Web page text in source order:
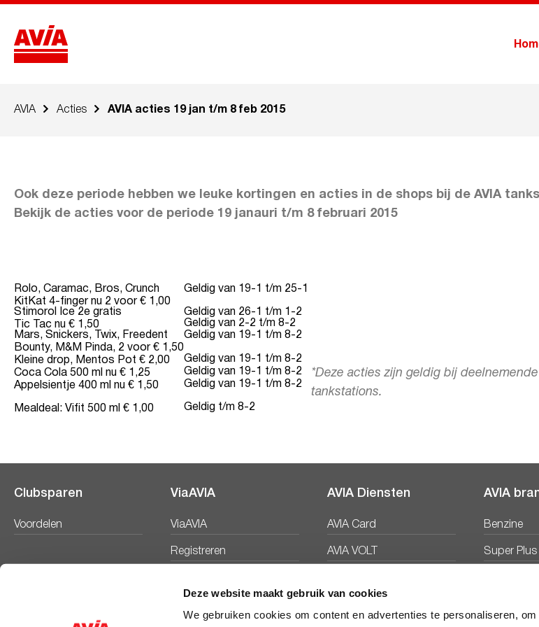
Deze website maakt gebruik van cookies
We gebruiken cookies om content en advertenties te personaliseren,
AVIA Acties AVIA acties 19 jan t/m 8 feb 2015
Ook deze periode hebben we leuke kortingen en acties in de shops bij de AVIA
Bekijk de acties voor de periode 19 janauri t/m 8 februari 2015
Rolo, Caramac, Bros, Crunch
Geldig van 19-1 t/m 25-1
KitKat 4-finger nu 2 voor € 1,00
Stimorol Ice 2e gratis
Geldig van 26-1 t/m 1-2
Tic Tac nu € 1,50
Geldig van 2-2 t/m 8-2
Mars, Snickers, Twix, Freedent
Geldig van 19-1 t/m 8-2
Bounty, M&M Pinda, 2 voor € 1,50
Kleine drop, Mentos Pot € 2,00
Geldig van 19-1 t/m 8-2
Coca Cola 500 ml nu € 1,25
Geldig van 19-1 t/m 8-2
Appelsientje 400 ml nu € 1,50
Geldig van 19-1 t/m 8-2
Mealdeal: Vifit 500 ml € 1,00 Geldig t/m 8-2
*Deze acties zijn geldig bij deelnemende
tankstations.
Clubsparen
Voordelen
ViaAVIA
ViaAVIA
Registreren
AVIA Diensten
AVIA Card
AVIA VOLT
AVIA
Benzine
Super Plus